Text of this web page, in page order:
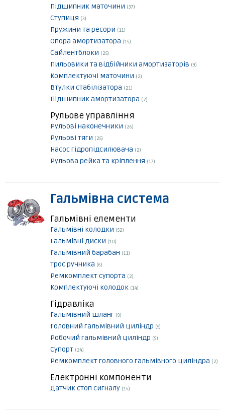
Підшипник маточини (37)
Ступиця (3)
Пружини та ресори (11)
Опора амортизатора (14)
Сайлентблоки (25)
Пильовики та відбійники амортизаторів (9)
Комплектуючі маточини (2)
Втулки стабілізатора (21)
Підшипник амортизатора (2)
Рульове управління
Рульові наконечники (26)
Рульові тяги (25)
Насос гідропідсилювача (2)
Рульова рейка та кріплення (17)
Гальмівна система
Гальмівні елементи
Гальмівні колодки (52)
Гальмівні диски (10)
Гальмівний барабан (11)
Трос ручника (6)
Ремкомплект супорта (2)
Комплектуючі колодок (14)
Гідравліка
Гальмівний шланг (9)
Головний гальмівний циліндр (5)
Робочий гальмівний циліндр (9)
Супорт (24)
Ремкомплект головного гальмівного циліндра (2)
Електронні компоненти
Датчик стоп сигналу (14)